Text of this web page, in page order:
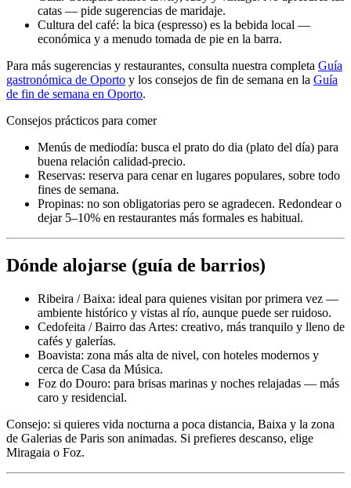
catas — pide sugerencias de maridaje.
Cultura del café: la bica (espresso) es la bebida local —
económica y a menudo tomada de pie en la barra.
Para más sugerencias y restaurantes, consulta nuestra completa Guía
gastronómica de Oporto y los consejos de fin de semana en la Guía
de fin de semana en Oporto.
Consejos prácticos para comer
Menús de mediodía: busca el prato do dia (plato del día) para
buena relación calidad-precio.
Reservas: reserva para cenar en lugares populares, sobre todo
fines de semana.
Propinas: no son obligatorias pero se agradecen. Redondear o
dejar 5–10% en restaurantes más formales es habitual.
Dónde alojarse (guía de barrios)
Ribeira / Baixa: ideal para quienes visitan por primera vez —
ambiente histórico y vistas al río, aunque puede ser ruidoso.
Cedofeita / Bairro das Artes: creativo, más tranquilo y lleno de
cafés y galerías.
Boavista: zona más alta de nivel, con hoteles modernos y
cerca de Casa da Música.
Foz do Douro: para brisas marinas y noches relajadas — más
caro y residencial.
Consejo: si quieres vida nocturna a poca distancia, Baixa y la zona
de Galerias de Paris son animadas. Si prefieres descanso, elige
Miragaia o Foz.